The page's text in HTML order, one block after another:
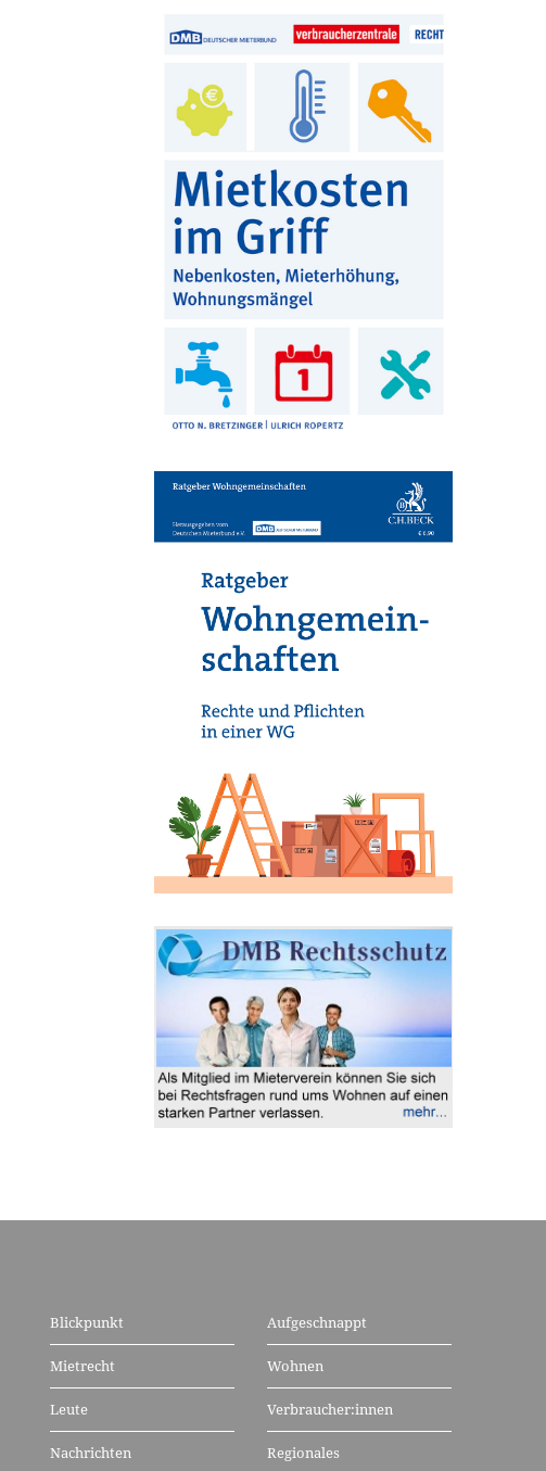
Blickpunkt
Mietrecht
Leute
Nachrichten
Aufgeschnappt
Wohnen
Verbraucher:innen
Regionales